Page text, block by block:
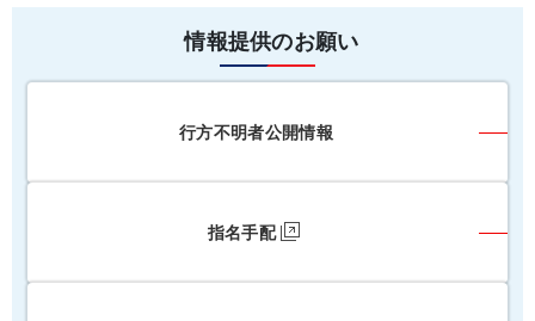
情報提供のお願い
行方不明者公開情報
指名手配